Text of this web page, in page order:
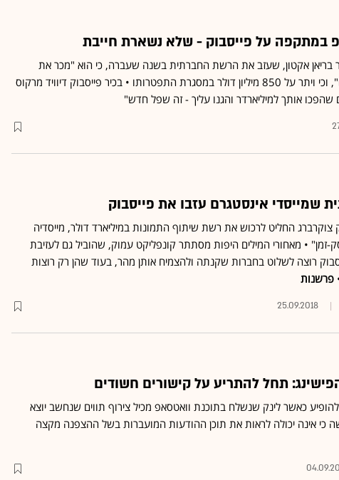
במתקפה על פייסבוק - שלא נשארת חייבת
בריאן אקטון, שעזב את הרשת החברתית בשנה שעברה, כי הוא "מכר את
פרטיות המשתמשים", וכי ויתר על 850 מיליון דולר במסגרת התפטרותו • בכיר פייסבוק דיוויד מרקוס
שהפכו אותך למיליארדר והגנו עליך - זה שפל חדש"
שמייסדי אינסטגרם עזבו את פייסבוק
צוקרברג החליט לרכוש את רשת שיתוף התמונות במיליארד דולר, מייסדיה
זמן" • מאחורי המילים היפות מסתתר קונפליקט עמוק, שהוביל גם לעזיבת
רוצה לשלוט בחברות שקנתה ולהצמיח אותן מהר, בעוד שהן רק רוצות
פרשנות
25.09.2018
תחל להתריע על קישורים חשודים
כאשר לינק שנשלח בתוכנת וואטסאפ מכיל צירוף תווים שנחשב יוצא
כי אינה יכולה לראות את תוכן ההודעות המועברות בשל ההצפנה מקצה